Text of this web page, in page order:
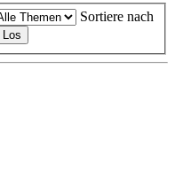
Sortiere nach